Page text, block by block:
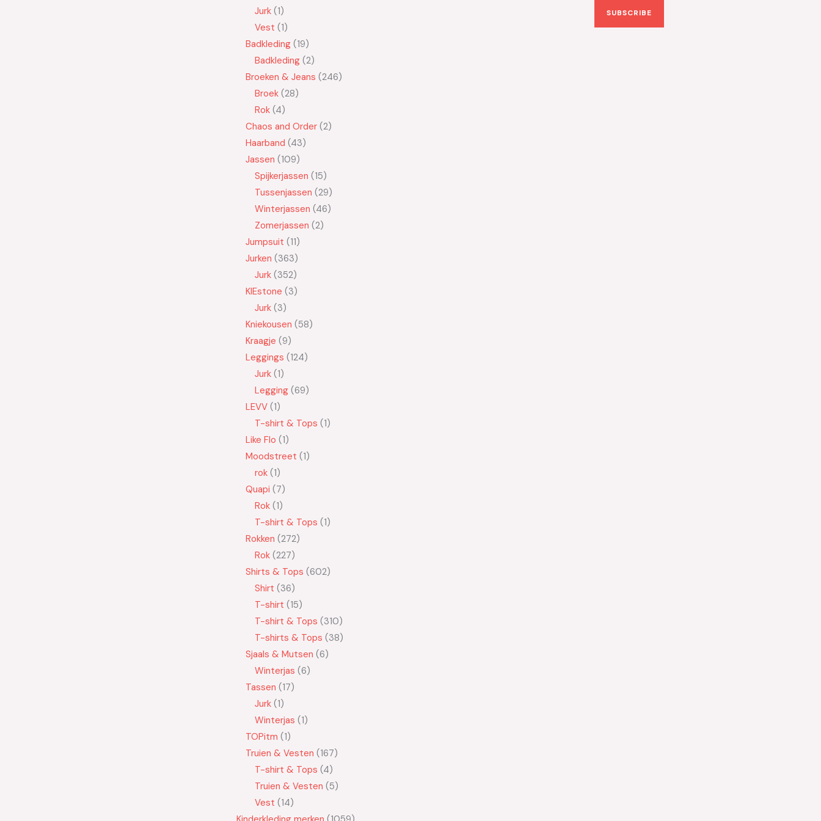
Jurk 1
Vest 1
Badkleding 19
Badkleding 2
Broeken & Jeans 246
Broek 28
Rok 4
Chaos and Order 2
Haarband 43
Jassen 109
Spijkerjassen 15
Tussenjassen 29
Winterjassen 46
Zomerjassen 2
Jumpsuit 11
Jurken 363
Jurk 352
KIEstone 3
Jurk 3
Kniekousen 58
Kraagje 9
Leggings 124
Jurk 1
Legging 69
LEVV 1
T-shirt & Tops 1
Like Flo 1
Moodstreet 1
rok 1
Quapi 7
Rok 1
T-shirt & Tops 1
Rokken 272
Rok 227
Shirts & Tops 602
Shirt 36
T-shirt 15
T-shirt & Tops 310
T-shirts & Tops 38
Sjaals & Mutsen 6
Winterjas 6
Tassen 17
Jurk 1
Winterjas 1
TOPitm 1
Truien & Vesten 167
T-shirt & Tops 4
Truien & Vesten 5
Vest 14
SUBSCRIBE